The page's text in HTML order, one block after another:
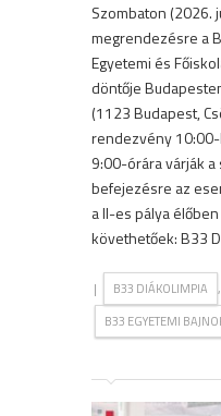
Szombaton (2026.
megrendezésre a
Egyetemi és
döntője
(1123 Budapest,
rendezvény
9:00-órára várják
befejezésre az
a II-es pálya
követhetőek: B33
| B33 DIÁKOLIMPIA ,
B33 EGYETEMI